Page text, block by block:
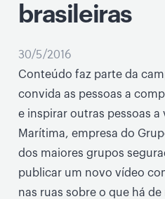
brasileiras
30/5/2016
Conteúdo faz parte da
convida as pessoas a
e inspirar outras pessoas a
Marítima, empresa do
dos maiores grupos
publicar um novo vídeo
nas ruas sobre o que há